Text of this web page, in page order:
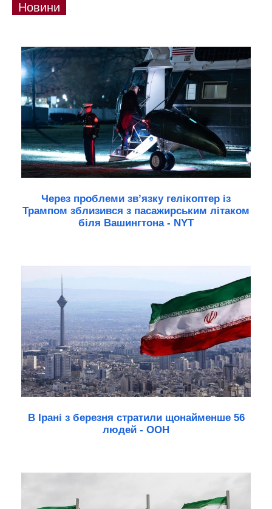
Новини
Через проблеми зв’язку гелікоптер із
Трампом зблизився з пасажирським літаком
біля Вашингтона - NYT
В Ірані з березня стратили щонайменше 56
людей - ООН